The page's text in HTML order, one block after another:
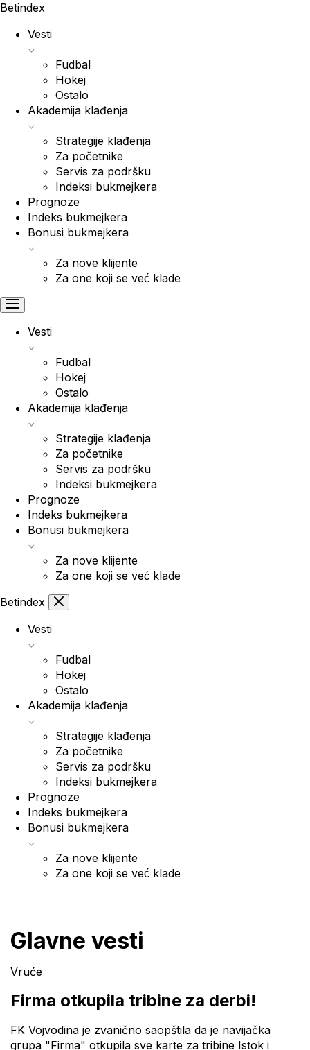
Betindex
Vesti
Fudbal
Hokej
Ostalo
Akademija klađenja
Strategije klađenja
Za početnike
Servis za podršku
Indeksi bukmejkera
Prognoze
Indeks bukmejkera
Bonusi bukmejkera
Za nove klijente
Za one koji se već klade
Vesti
Fudbal
Hokej
Ostalo
Akademija klađenja
Strategije klađenja
Za početnike
Servis za podršku
Indeksi bukmejkera
Prognoze
Indeks bukmejkera
Bonusi bukmejkera
Za nove klijente
Za one koji se već klade
Betindex
Vesti
Fudbal
Hokej
Ostalo
Akademija klađenja
Strategije klađenja
Za početnike
Servis za podršku
Indeksi bukmejkera
Prognoze
Indeks bukmejkera
Bonusi bukmejkera
Za nove klijente
Za one koji se već klade
Glavne vesti
Vruće
Firma otkupila tribine za derbi!
FK Vojvodina je zvanično saopštila da je navijačka
grupa "Firma" otkupila sve karte za tribine Istok i